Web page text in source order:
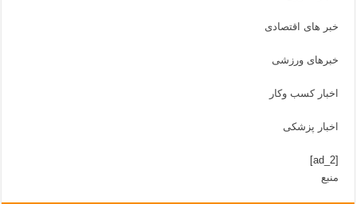
خبر های اقتصادی
خبرهای ورزشی
اخبار کسب وکار
اخبار پزشکی
[ad_2]
منبع